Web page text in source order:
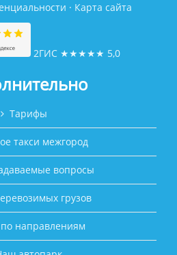
· Карта сайта
2ГИС ★★★★★ 5,0
Тарифы
такси межгород
вопросы
грузов
направлениям